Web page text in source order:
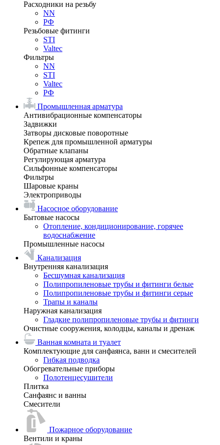
Расходники на резьбу
NN
РФ
Резьбовые фитинги
STI
Valtec
Фильтры
NN
STI
Valtec
РФ
Промышленная арматура
Антивибрационные компенсаторы
Задвижки
Затворы дисковые поворотные
Крепеж для промышленной арматуры
Обратные клапаны
Регулирующая арматура
Сильфонные компенсаторы
Фильтры
Шаровые краны
Электроприводы
Насосное оборудование
Бытовые насосы
Отопление, кондиционирование, горячее
водоснабжение
Промышленные насосы
Канализация
Внутренняя канализация
Бесшумная канализация
Полипропиленовые трубы и фитинги белые
Полипропиленовые трубы и фитинги серые
Трапы и каналы
Наружная канализация
Гладкие полипропиленовые трубы и фитинги
Очистные сооружения, колодцы, каналы и дренаж
Ванная комната и туалет
Комплектующие для санфаянса, ванн и смесителей
Гибкая подводка
Обогревательные приборы
Полотенцесушители
Плитка
Санфаянс и ванны
Смесители
Пожарное оборудование
Вентили и краны